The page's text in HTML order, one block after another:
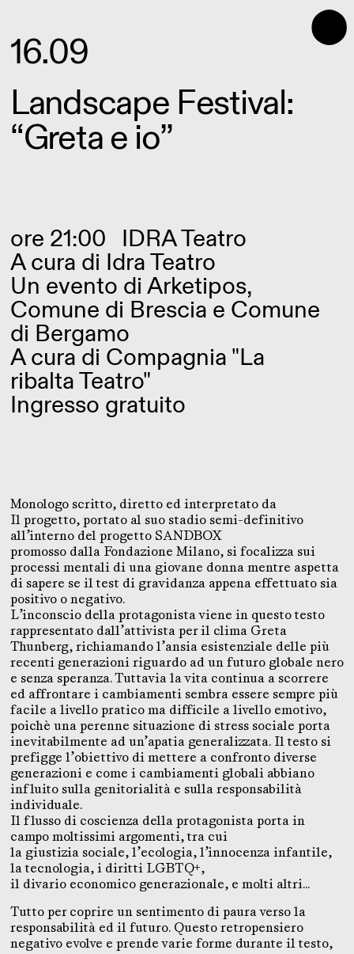
⬤
16.09
Landscape Festival:
“Greta e io”
ore 21:00 IDRA Teatro
A cura di Idra Teatro
Un evento di Arketipos,
Comune di Brescia e Comune
di Bergamo
A cura di Compagnia "La
ribalta Teatro"
Ingresso gratuito
Monologo scritto, diretto ed interpretato da
Il progetto, portato al suo stadio semi-definitivo
all’interno del progetto SANDBOX
promosso dalla Fondazione Milano, si focalizza sui
processi mentali di una giovane donna mentre aspetta
di sapere se il test di gravidanza appena effettuato sia
positivo o negativo.
L’inconscio della protagonista viene in questo testo
rappresentato dall’attivista per il clima Greta
Thunberg, richiamando l’ansia esistenziale delle più
recenti generazioni riguardo ad un futuro globale nero
e senza speranza. Tuttavia la vita continua a scorrere
ed affrontare i cambiamenti sembra essere sempre più
facile a livello pratico ma difficile a livello emotivo,
poichè una perenne situazione di stress sociale porta
inevitabilmente ad un’apatia generalizzata. Il testo si
prefigge l’obiettivo di mettere a confronto diverse
generazioni e come i cambiamenti globali abbiano
influito sulla genitorialità e sulla responsabilità
individuale.
Il flusso di coscienza della protagonista porta in
campo moltissimi argomenti, tra cui
la giustizia sociale, l’ecologia, l’innocenza infantile,
la tecnologia, i diritti LGBTQ+,
il divario economico generazionale, e molti altri…
Tutto per coprire un sentimento di paura verso la
responsabilità ed il futuro. Questo retropensiero
negativo evolve e prende varie forme durante il testo,